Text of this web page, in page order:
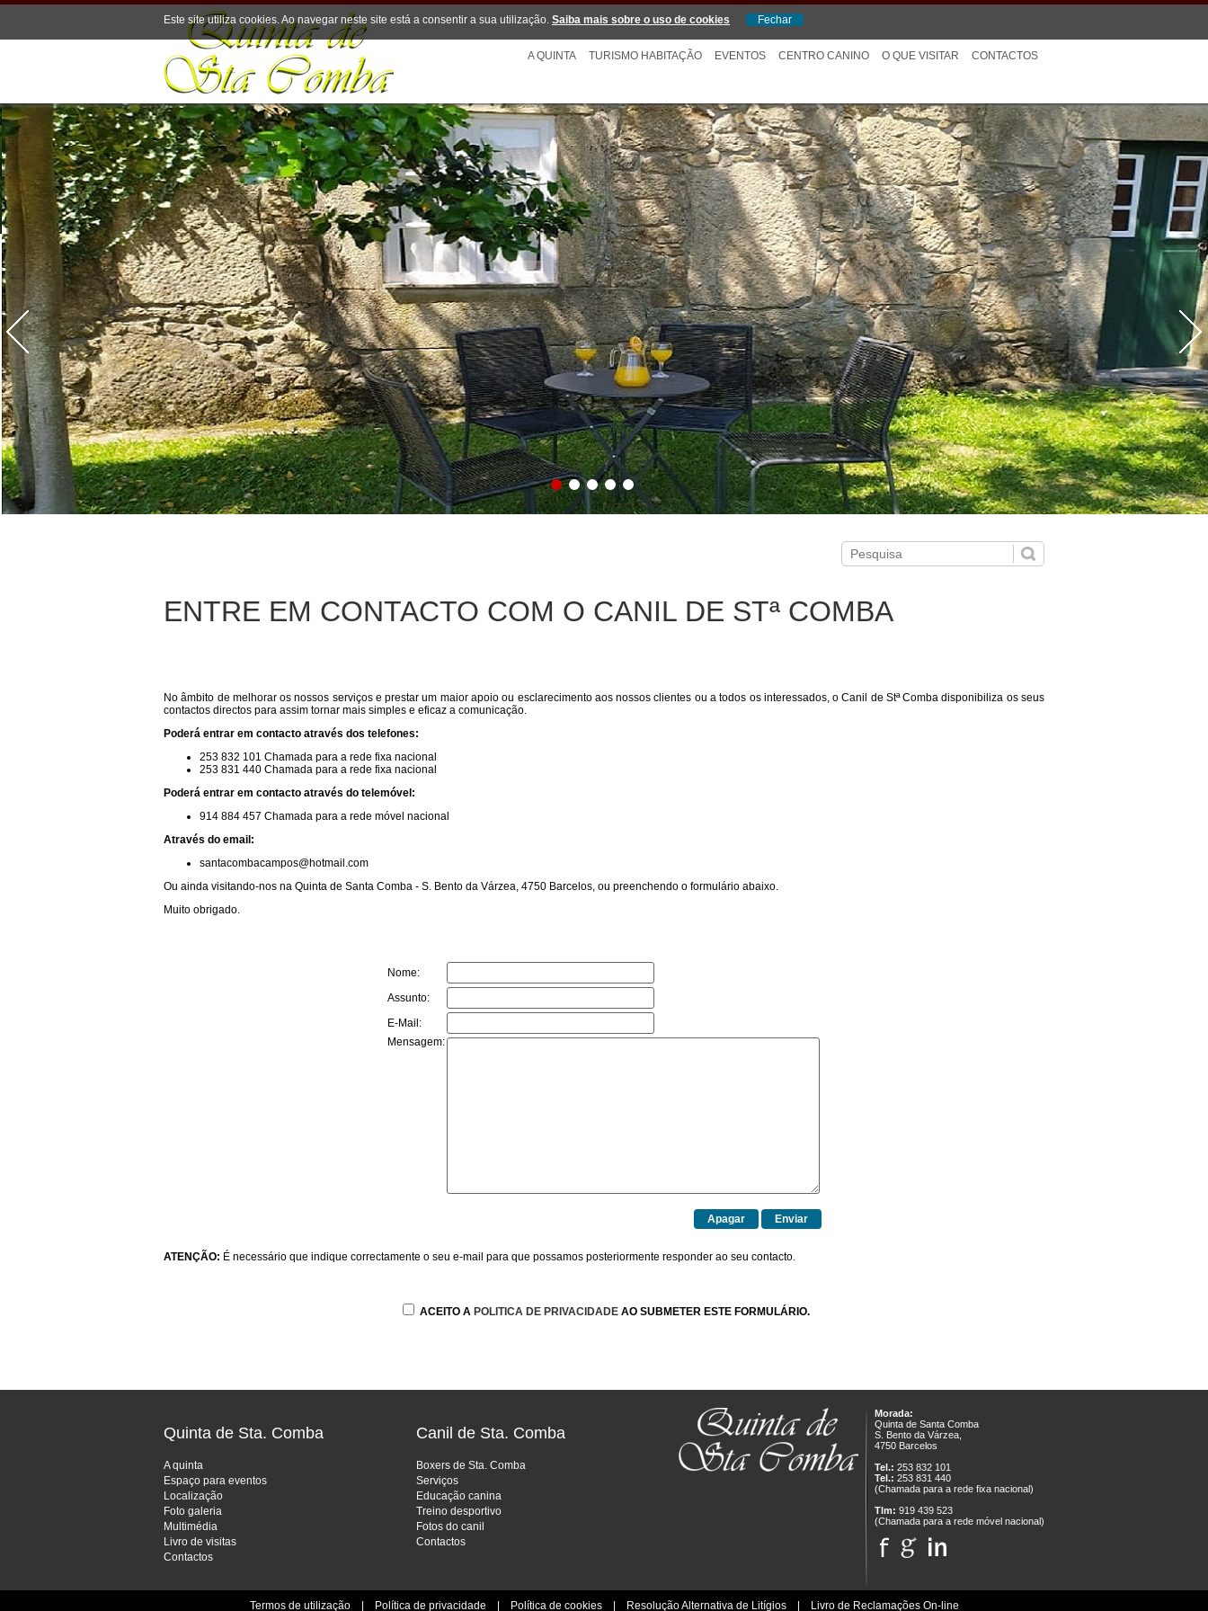
A QUINTA TURISMO HABITAÇÃO EVENTOS CENTRO CANINO O QUE VISITAR CONTACTOS
ENTRE EM CONTACTO COM O CANIL DE STª COMBA
No âmbito de melhorar os nossos serviços e prestar um maior apoio ou esclarecimento aos nossos clientes ou a todos os interessados, o Canil de Stª Comba disponibiliza os seus
contactos directos para assim tornar mais simples e eficaz a comunicação.
Poderá entrar em contacto através dos telefones:
253 832 101 Chamada para a rede fixa nacional
253 831 440 Chamada para a rede fixa nacional
Poderá entrar em contacto através do telemóvel:
914 884 457 Chamada para a rede móvel nacional
Através do email:
santacombacampos@hotmail .com
Ou ainda visitando-nos na Quinta de Santa Comba - S. Bento da Várzea, 4750 Barcelos, ou preenchendo o formulário abaixo.
Muito obrigado.
Nome:
Assunto:
E-Mail:
Mensagem:
ATENÇÃO: É necessário que indique correctamente o seu e-mail para que possamos posteriormente responder ao seu contacto.
ACEITO A POLITICA DE PRIVACIDADEAO SUBMETER ESTE FORMULÁRIO.
Morada:
Quinta de Santa Comba
S. Bento da Várzea,
4750 Barcelos
Tel.: 253 832 101
Tel.: 253 831 440
(Chamada para a rede fixa nacional)
Tlm: 919 439 523
(Chamada para a rede móvel nacional)
Quinta de Sta. Comba
A quinta
Espaço para eventos
Localização
Foto galeria
Multimédia
Livro de visitas
Contactos
Canil de Sta. Comba
Boxers de Sta. Comba
Serviços
Educação canina
Treino desportivo
Fotos do canil
Contactos
Este site utiliza cookies. Ao navegar neste site está a consentir a sua utilização. Saiba mais sobre o uso de cookies
Termos de utilização| Política de privacidade Política de cookies| Resolução Alternativa de Litígios| Livro de Reclamações On-line